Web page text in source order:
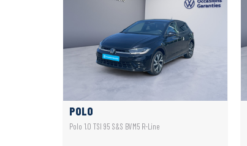
POLO
Polo 1.0 TSI 95 S&S BVM5 R-Line